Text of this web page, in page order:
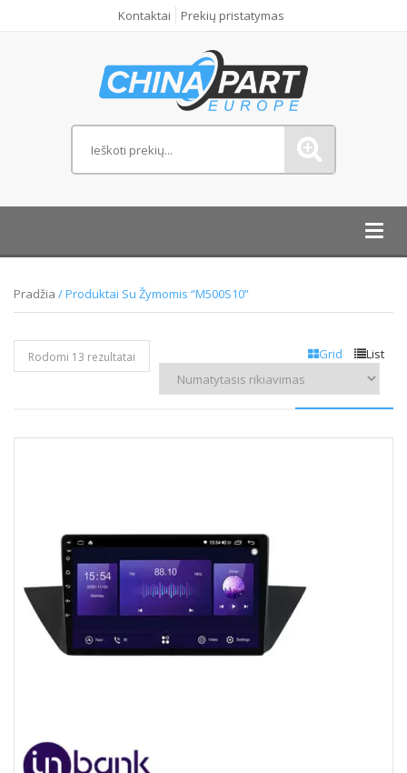
Kontaktai Prekių pristatymas
Pradžia / Produktai Su Žymomis “M500S10”
Grid List
Rodomi 13 rezultatai